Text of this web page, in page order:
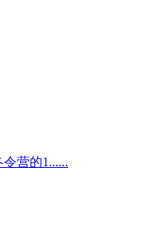
营的1 ......